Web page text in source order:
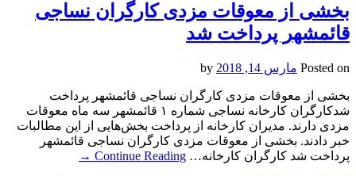
بخشی از معوقات مزدی کارگران نساجی
قائمشهر پرداخت شد
Posted on مارس 14, 2018
بخشی از معوقات مزدی کارگران نساجی قائمشهر پرداخت
شدکارگران کارخانه نساجی شماره ۱ قائمشهر سه ماه معوقات
مزدی دارند. مدیران کارخانه از پرداخت بخش‌هایی از این مطالبات
خبر دادند. بخشی از معوقات مزدی کارگران نساجی قائمشهر
پرداخت شد کارگران کارخانه… Continue Reading
→